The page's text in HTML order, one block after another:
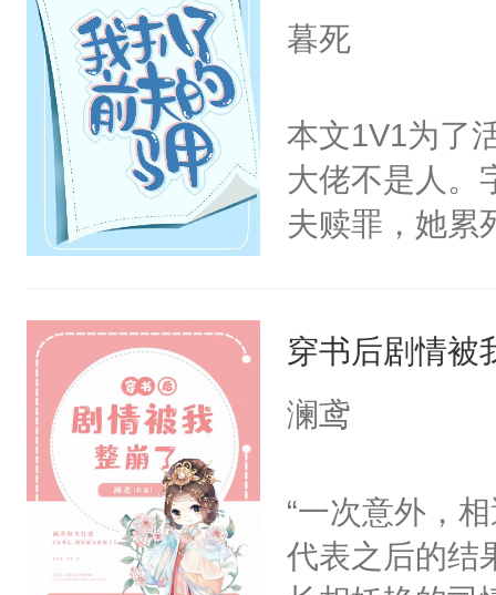
消息是求职成
任，是老公
续在公司上
游。正好可以
南：1V1/双洁
强/HE
暮死
本文1V1为了
大佬不是人。
夫赎罪，她累
直接给他自己
还得苦哈哈给
穿书后剧情被
澜鸢
“一次意外，
代表之后的结